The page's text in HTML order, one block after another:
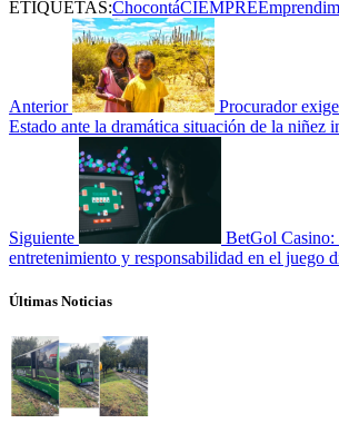
ETIQUETAS:ChocontáCIEMPRE
Anterior
Procurador
Estado ante la dramática situación de la niñez
Siguiente
BetGol Casino:
entretenimiento y responsabilidad en el juego
Últimas Noticias